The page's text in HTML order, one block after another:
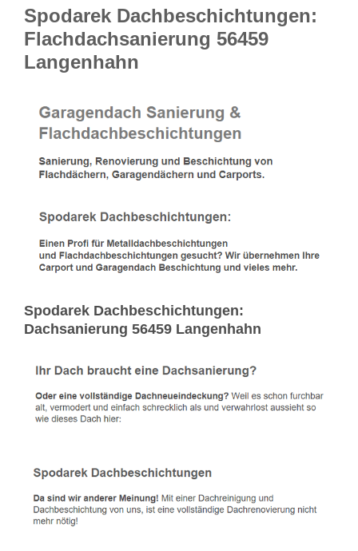
Spodarek Dachbeschichtungen:
Flachdachsanierung 56459
Langenhahn
Spodarek Dachbeschichtungen:
Dachsanierung 56459 Langenhahn